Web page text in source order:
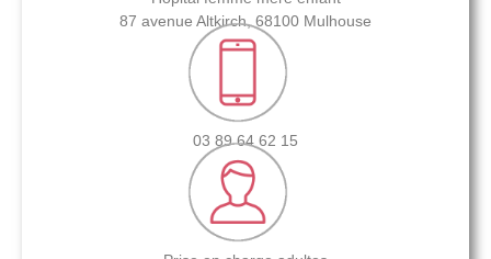
87 avenue Altkirch, 68100 Mulhouse
03 89 64 62 15